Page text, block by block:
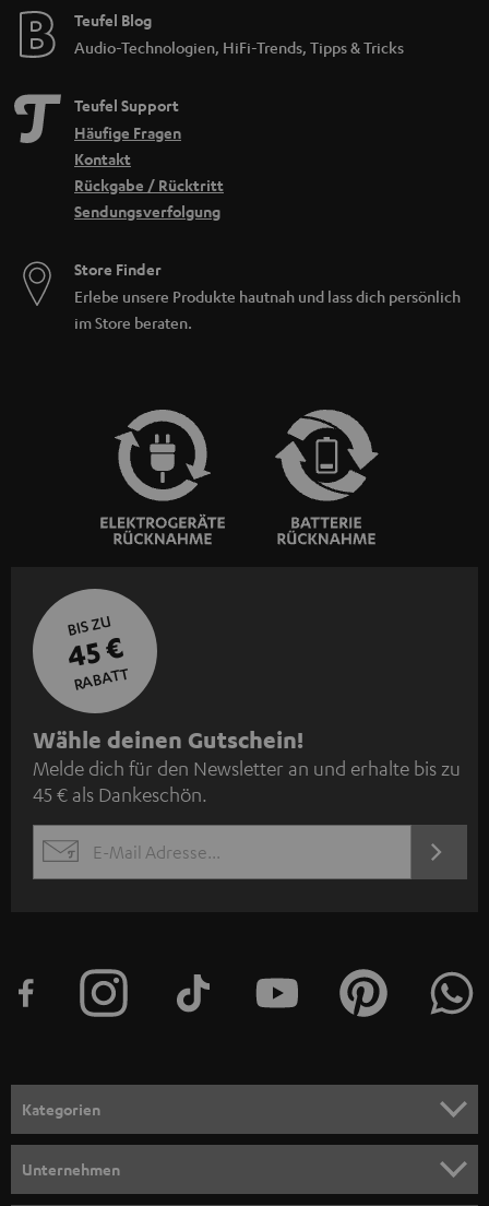
Teufel Blog
Audio-Technologien, HiFi-Trends, Tipps & Tricks
Teufel Support
Häufige Fragen
Kontakt
Rückgabe / Rücktritt
Sendungsverfolgung
Store Finder
Erlebe unsere Produkte hautnah und lass dich persönlich
im Store beraten.
BIS ZU
45 €
RABATT
N
e
w
s
l
e
n
m
e
l
Wähle deinen Gutschein!
Melde dich für den Newsletter an und erhalte bis zu
45 € als Dankeschön.
EMAIL
JETZT
Kategorien
Unternehmen